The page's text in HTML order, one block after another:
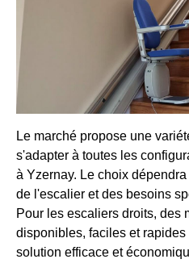
Le marché propose une
s'adapter à toutes les
à Yzernay. Le choix
de l'escalier et des besoins
Pour les escaliers droits, des
disponibles, faciles et
solution efficace et